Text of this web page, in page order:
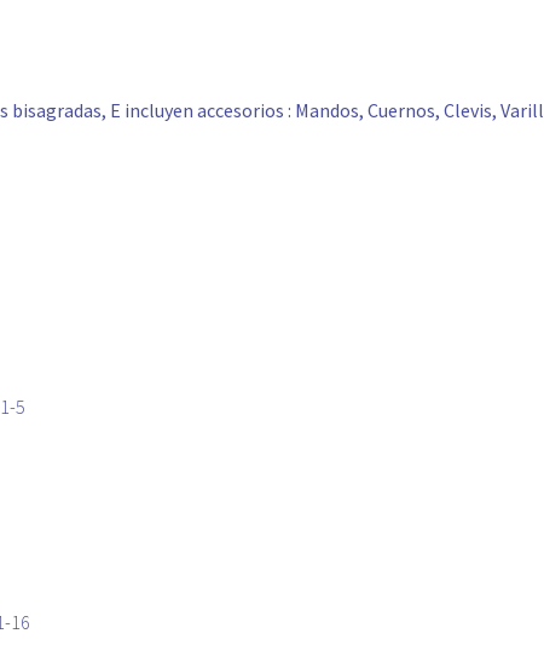
E incluyen accesorios : Mandos, Cuernos, Clevis,
5
16